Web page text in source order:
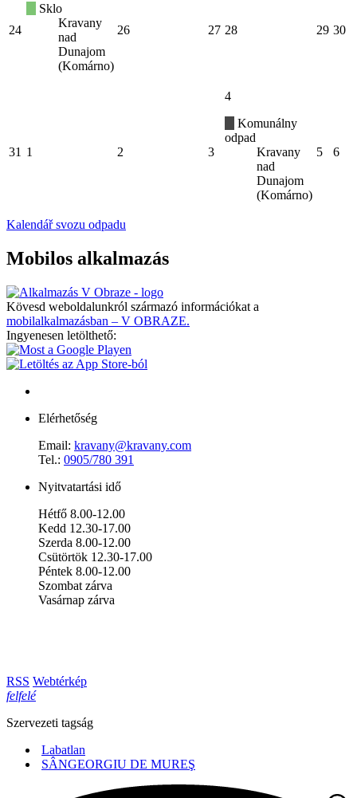
24
Sklo
Kravany
nad
Dunajom
(Komárno)
26 27 28 29 30
31 1 2 3
4
Komunálny
odpad
Kravany
nad
Dunajom
(Komárno)
5 6
Kalendář svozu odpadu
Mobilos alkalmazás
Kövesd weboldalunkról származó információkat a
mobilalkalmazásban – V OBRAZE.
Ingyenesen letölthető:
Elérhetőség
Email: kravany@kravany.com
Tel.: 0905/780 391
Nyitvatartási idő
Hétfő 8.00-12.00
Kedd 12.30-17.00
Szerda 8.00-12.00
Csütörtök 12.30-17.00
Péntek 8.00-12.00
Szombat zárva
Vasárnap zárva
RSS Webtérkép
felfelé
Szervezeti tagság
Labatlan
SÂNGEORGIU DE MUREŞ